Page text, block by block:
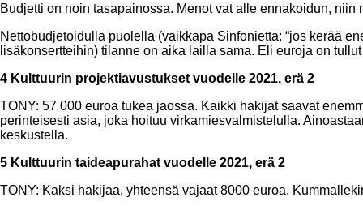
Budjetti on noin tasapainossa. Menot vat alle ennakoidun,
Nettobudjetoidulla puolella (vaikkapa Sinfonietta: “jos kerää
lisäkonsertteihin) tilanne on aika lailla sama. Eli euroja on
4 Kulttuurin projektiavustukset vuodelle 2021, erä 2
TONY: 57 000 euroa tukea jaossa. Kaikki hakijat saavat
perinteisesti asia, joka hoituu virkamiesvalmistelulla.
keskustella.
5 Kulttuurin taideapurahat vuodelle 2021, erä 2
TONY: Kaksi hakijaa, yhteensä vajaat 8000 euroa.